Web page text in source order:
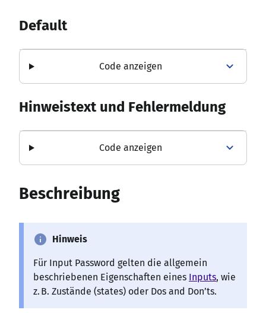
Default
Code anzeigen
Hinweistext und Fehlermeldung
Code anzeigen
Beschreibung
info Hinweis
Für Input Password gelten die allgemein
beschriebenen Eigenschaften eines Inputs, wie
z. B. Zustände (states) oder Dos and Don’ts.